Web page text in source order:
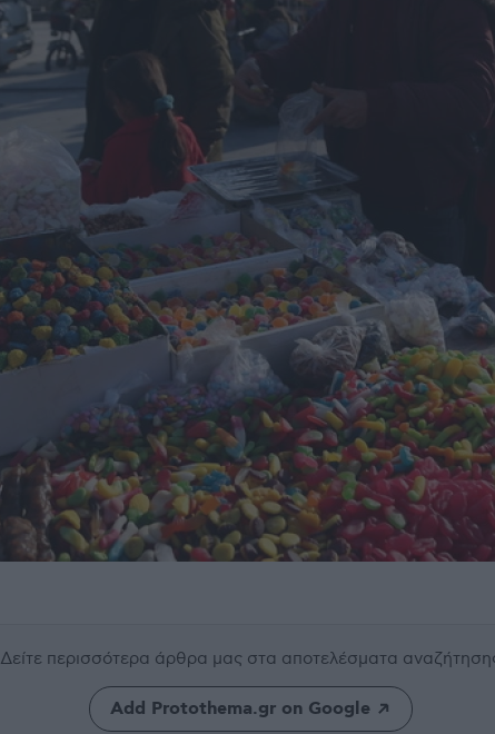
Δείτε περισσότερα άρθρα μας στα αποτελέσματα
Add Protothema.gr on Google